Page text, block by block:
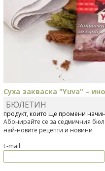
Суха закваска "Yuva" –
Отскоро Лесафр България
продукт, който ще промени
БЮЛЕТИН
Абонирайте се за седмичния
най-новите рецепти и новини
E-mail: